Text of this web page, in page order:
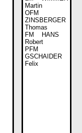
Martin
OFM
ZINSBERGER
Thomas
FM HANS
Robert
PFM
GSCHAIDER
Felix